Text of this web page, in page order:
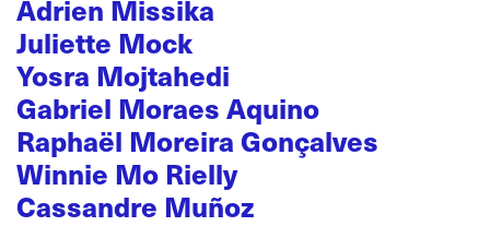
Adrien Missika
Juliette Mock
Yosra Mojtahedi
Gabriel Moraes Aquino
Raphaël Moreira Gonçalves
Winnie Mo Rielly
Cassandre Muñoz